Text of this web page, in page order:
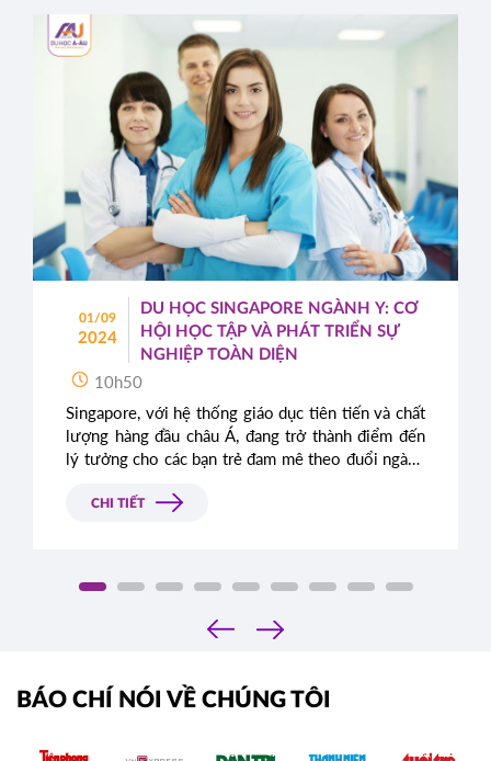
01/09
2024
DU HỌC SINGAPORE NGÀNH Y: CƠ
HỘI HỌC TẬP VÀ PHÁT TRIỂN SỰ
NGHIỆP TOÀN DIỆN
10h50
Singapore, với hệ thống giáo dục tiên tiến và chất
lượng hàng đầu châu Á, đang trở thành điểm đến
lý tưởng cho các bạn trẻ đam mê theo đuổi ngành
lại kiến thức chuyên sâu mà còn mở ra những cơ
quốc tế khi muốn theo học ngành Y.
CHI TIẾT
‹
›
BÁO CHÍ NÓI VỀ CHÚNG TÔI